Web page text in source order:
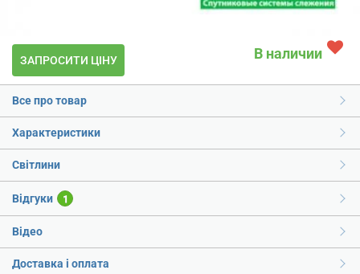
ЗАПРОСИТИ ЦІНУ В наличии
Все про товар
Характеристики
Світлини
Відгуки 1
Відео
Доставка і оплата